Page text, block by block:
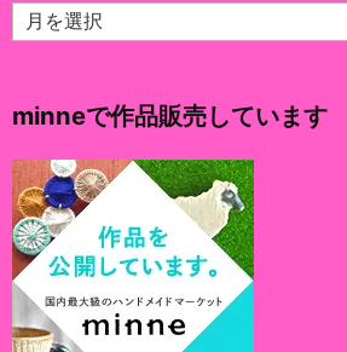
ア
ー
ブ
minneで作品販売しています